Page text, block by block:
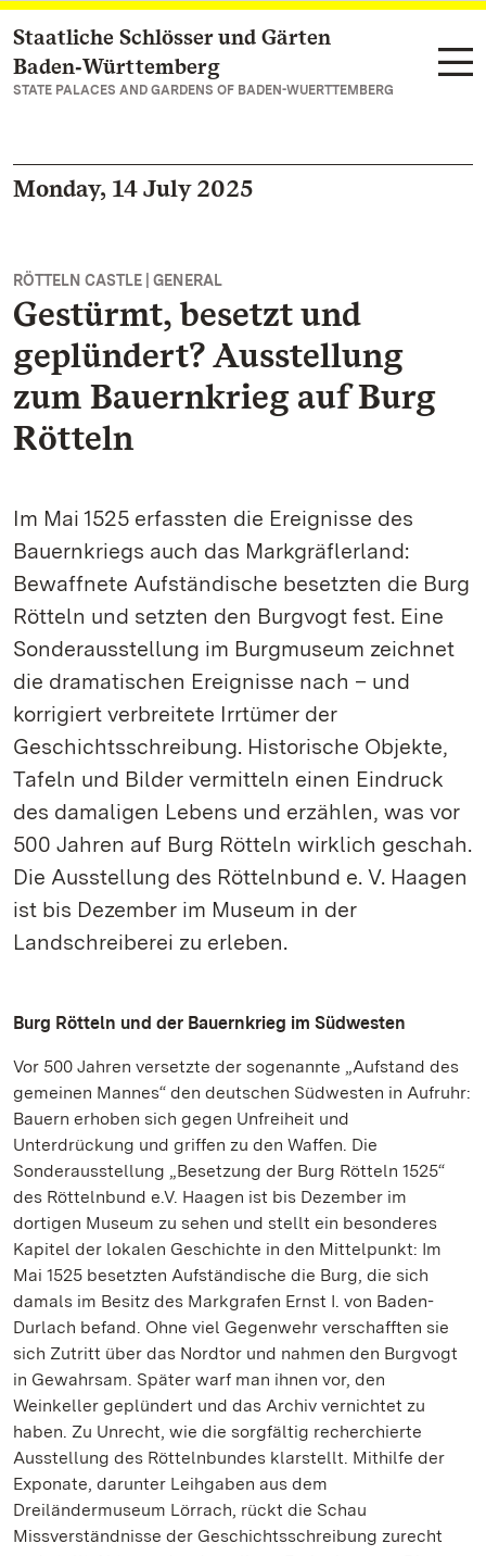
Navigate to main page
Staatliche Schlösser und Gärten
Baden‑Württemberg
STATE PALACES AND GARDENS OF BADEN-WUERTTEMBERG
Monday, 14 July 2025
RÖTTELN CASTLE | GENERAL
Gestürmt, besetzt und
geplündert? Ausstellung
zum Bauernkrieg auf Burg
Rötteln
Im Mai 1525 erfassten die Ereignisse des
Bauernkriegs auch das Markgräflerland:
Bewaffnete Aufständische besetzten die Burg
Rötteln und setzten den Burgvogt fest. Eine
Sonderausstellung im Burgmuseum zeichnet
die dramatischen Ereignisse nach – und
korrigiert verbreitete Irrtümer der
Geschichtsschreibung. Historische Objekte,
Tafeln und Bilder vermitteln einen Eindruck
des damaligen Lebens und erzählen, was vor
500 Jahren auf Burg Rötteln wirklich geschah.
Die Ausstellung des Röttelnbund e. V. Haagen
ist bis Dezember im Museum in der
Landschreiberei zu erleben.
Burg Rötteln und der Bauernkrieg im Südwesten
Vor 500 Jahren versetzte der sogenannte „Aufstand des
gemeinen Mannes“ den deutschen Südwesten in Aufruhr:
Bauern erhoben sich gegen Unfreiheit und
Unterdrückung und griffen zu den Waffen. Die
Sonderausstellung „Besetzung der Burg Rötteln 1525“
des Röttelnbund e.V. Haagen ist bis Dezember im
dortigen Museum zu sehen und stellt ein besonderes
Kapitel der lokalen Geschichte in den Mittelpunkt: Im
Mai 1525 besetzten Aufständische die Burg, die sich
damals im Besitz des Markgrafen Ernst I. von Baden-
Durlach befand. Ohne viel Gegenwehr verschafften sie
sich Zutritt über das Nordtor und nahmen den Burgvogt
in Gewahrsam. Später warf man ihnen vor, den
Weinkeller geplündert und das Archiv vernichtet zu
haben. Zu Unrecht, wie die sorgfältig recherchierte
Ausstellung des Röttelnbundes klarstellt. Mithilfe der
Exponate, darunter Leihgaben aus dem
Dreiländermuseum Lörrach, rückt die Schau
Missverständnisse der Geschichtsschreibung zurecht